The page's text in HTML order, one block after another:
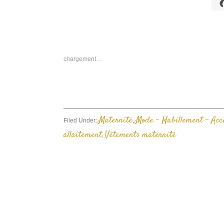
chargement…
Filed Under:Maternité,Mode - Habillement -
allaitement, Vêtements maternité